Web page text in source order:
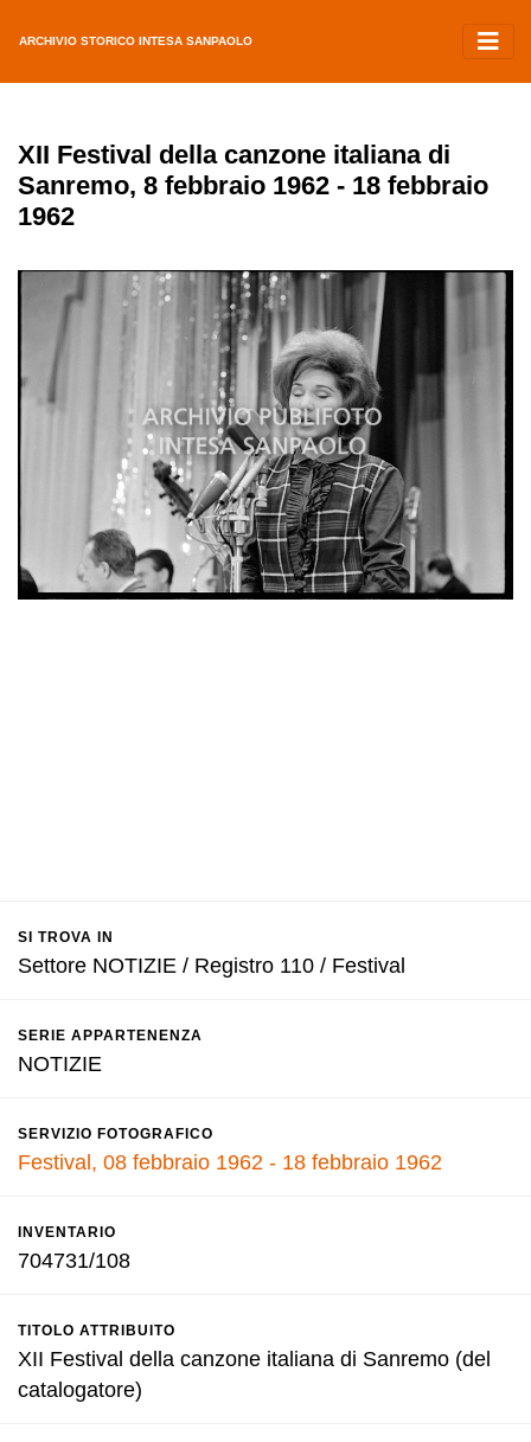
ARCHIVIO STORICO INTESA SANPAOLO
XII Festival della canzone italiana di
Sanremo, 8 febbraio 1962 - 18 febbraio
1962
SI TROVA IN
Settore NOTIZIE / Registro 110 / Festival
SERIE APPARTENENZA
NOTIZIE
SERVIZIO FOTOGRAFICO
Festival, 08 febbraio 1962 - 18 febbraio 1962
INVENTARIO
704731/108
TITOLO ATTRIBUITO
XII Festival della canzone italiana di Sanremo (del
catalogatore)